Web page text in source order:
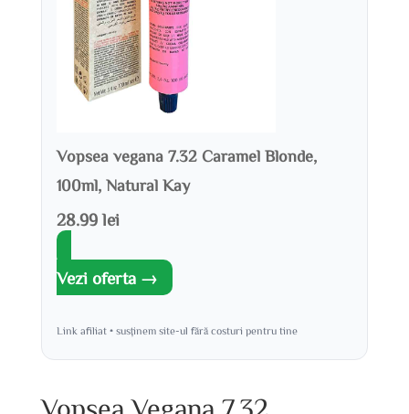
Vopsea vegana 7.32 Caramel Blonde,
100ml, Natural Kay
28.99 lei
Vezi oferta →
Link afiliat • susținem site-ul fără costuri pentru tine
Vopsea Vegana 7.32